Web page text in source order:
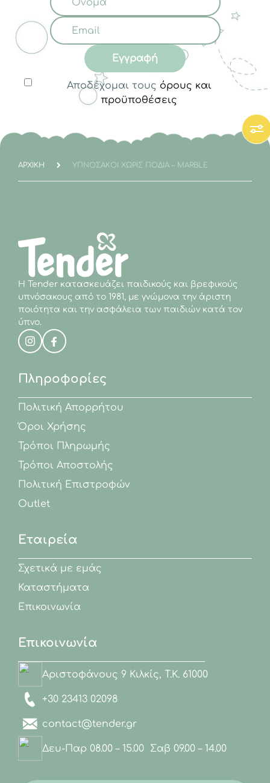
Tenderθα βρείτε τον ιδανικό.
Εγγραφή
Αποδέχομαι τους όρους και
προϋποθέσεις
ΑΡΧΙΚΉ ΥΠΝΌΣΑΚΟΙ ΧΩΡΊΣ ΠΌΔΙΑ – MARBLE
Η Tender κατασκευάζει παιδικούς και βρεφικούς
υπνόσακους από το 1981, με γνώμονα την άριστη
ποιότητα και την ασφάλεια των παιδιών κατά τον
ύπνο.
Πληροφορίες
Πολιτική Απορρήτου
Όροι Χρήσης
Τρόποι Πληρωμής
Τρόποι Αποστολής
Πολιτική Επιστροφών
Outlet
Εταιρεία
Σχετικά με εμάς
Καταστήματα
Επικοινωνία
Επικοινωνία
Αριστοφάνους 9 Κιλκίς, Τ.Κ. 61000
+30 23413 02098
contact@tender.gr
Δευ-Παρ 08.00 – 15.00 Σαβ 09.00 – 14.00